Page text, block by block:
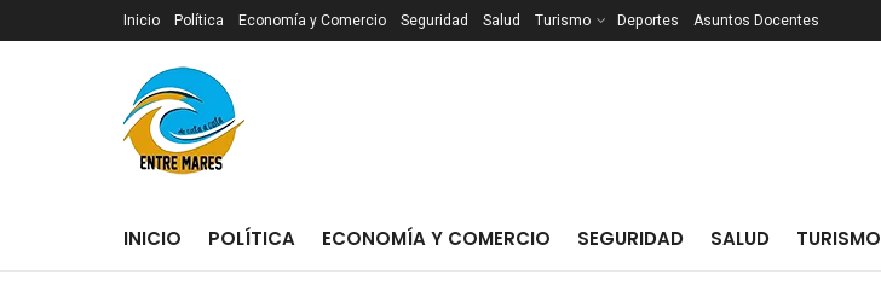
Inicio Política Economía y Comercio Seguridad Salud Turismo Deportes Asuntos Docentes
INICIO POLÍTICA ECONOMÍA Y COMERCIO SEGURIDAD SALUD TURISMO